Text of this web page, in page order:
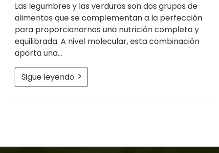
Las legumbres y las verduras son dos grupos de
alimentos que se complementan a la perfección
para proporcionarnos una nutrición completa y
equilibrada. A nivel molecular, esta combinación
aporta una…
Sigue leyendo